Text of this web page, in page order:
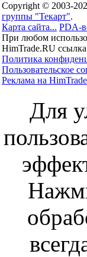
Copyright © 2003-
группы "Текарт".
Карта сайта... PDA-
При любом
HimTrade.RU ссылка
Политика
Пользовательское
Реклама на
Для